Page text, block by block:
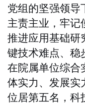
党组的坚强领导
主责主业，牢记
推进应用基础研
键技术难点、稳
在院属单位综合
体实力、发展实
位居第五名，科